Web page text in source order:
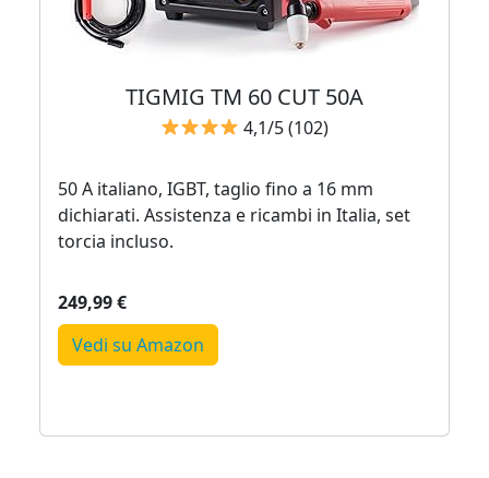
TIGMIG TM 60 CUT 50A
4,1/5 (102)
50 A italiano, IGBT, taglio fino a 16 mm
dichiarati. Assistenza e ricambi in Italia, set
torcia incluso.
249,99 €
Vedi su Amazon